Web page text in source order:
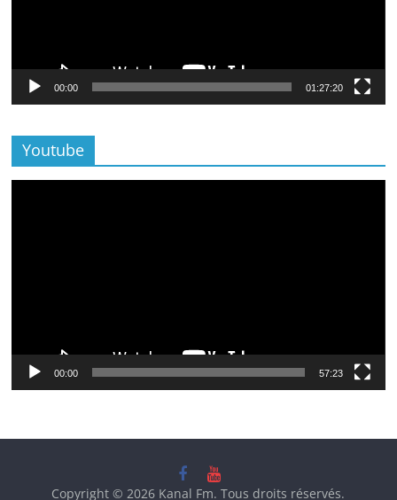
00:00 01:27:20
Youtube
00:00 57:23
Copyright © 2026 Kanal Fm. Tous droits réservés.